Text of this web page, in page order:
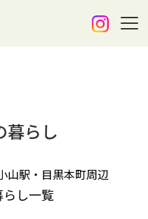
暮らし
山駅・目黒本町周辺
し一覧